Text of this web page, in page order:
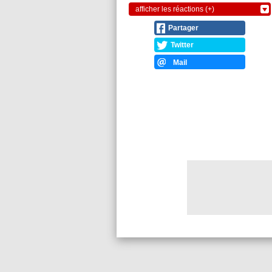
afficher les réactions (+)
Partager
Twitter
Mail